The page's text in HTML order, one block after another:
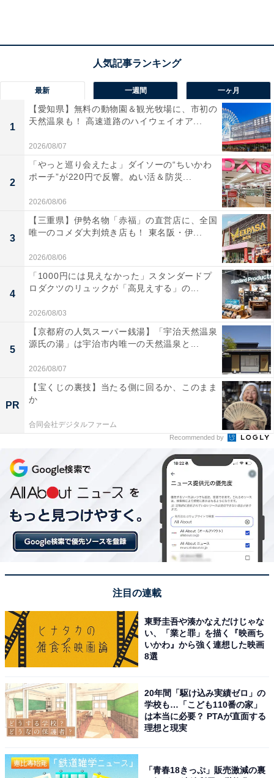
2. 豚肉5種【宮崎県串間市】1万5000円
豚肉5種【宮崎県串間市】1万5000円（出典： 楽天市場）
豚肉5種の詰め合わせ（豚切り落とし、豚ロースしゃぶ
しゃぶ用、豚肩ロースしゃぶしゃぶ用、豚ロースまたは
肩ロースとんかつ用、豚ミンチ）。総計4.1キロ。発送時
期は7～12月の中から選択できます。
最新 一週間 一ヶ月
1
【愛知県】無料の動物園＆観光牧場に、市初の
天然温泉も！ 高速道路のハイウェイオア...
2026/08/07
2
「やっと巡り会えたよ」ダイソーの“ちいかわ
ポーチ”が220円で反響。ぬい活＆防災...
2026/08/06
3
【三重県】伊勢名物「赤福」の直営店に、全国
唯一のコメダ大判焼き店も！ 東名阪・伊...
2026/08/06
4
「1000円には見えなかった」スタンダードプ
ロダクツのリュックが「高見えする」の...
2026/08/03
5
【京都府の人気スーパー銭湯】「宇治天然温泉
源氏の湯」は宇治市内唯一の天然温泉と...
2026/08/07
PR
【宝くじの裏技】当たる側に回るか、このまま
か
合同会社デジタルファーム
Recommended by
注目の連載
東野圭吾や湊かなえだけじゃな
い、「業と罪」を描く『映画ち
いかわ』から強く連想した映画
8選
20年間「駆け込み実績ゼロ」の
学校も…「こども110番の家」
は本当に必要？ PTAが直面する
理想と現実
「青春18きっぷ」販売激減の裏